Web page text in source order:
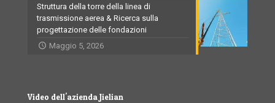
Struttura della torre della linea di
trasmissione aerea & Ricerca sulla
progettazione delle fondazioni
Maggio 5, 2026
Video dell'azienda Jielian